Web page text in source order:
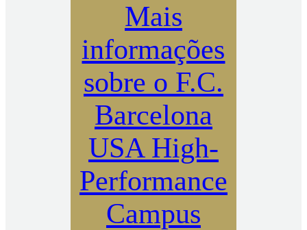
Mais
informações
sobre o F.C.
Barcelona
USA High-
Performance
Campus